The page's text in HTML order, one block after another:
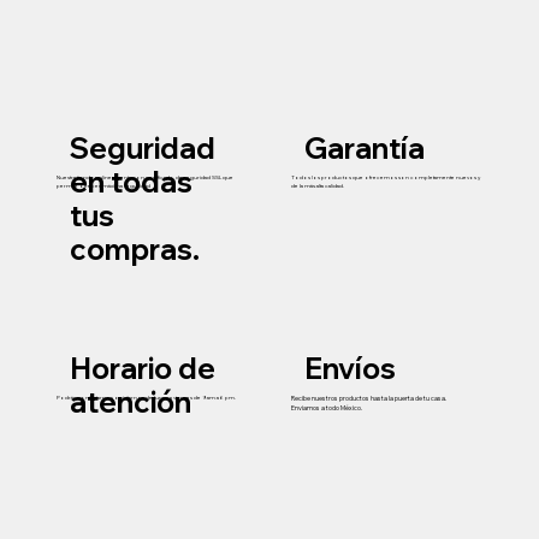
Seguridad
en todas
tus
compras.
Nuestra tienda online cuenta con certificado de seguridad SSL que
permite ofrecer máxima seguridad
Garantía
Todos los productos que ofrecemos son completamente nuevos y
de la más alta calidad.
Horario de
atención
Podrás contactarnos o visitarnos de lunes a viernes de 9 am a 6 pm.
Envíos
Recibe nuestros productos hasta la puerta de tu casa.
Enviamos a todo México.